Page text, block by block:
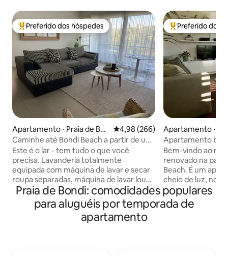
Entre os melhores preferidos dos hóspedes
Preferido dos hóspedes
Apartamento ⋅ Praia de Bon
di
4,98 de uma avaliação média de
4,98 (266)
Caminhe até Bondi Beach a partir de um
apartamento contemporâneo
Este é o lar - tem tudo o que você
precisa. Lavanderia totalmente
equipada com máquina de lavar e secar
roupa separadas, máquina de lavar louça
e micro-ondas, forno, cooktop de 4
pratos, chaleira, torradeira, ferro e uma
máquina Nespresso. A unidade tem uma
fantástica área ao ar livre e uma
Entre os
Preferido dos
Apartamento ⋅
di
Apartamento
em Bondi Beach
Bem-vindo ao
renovado na
Beach. É um apartamento encantador,
cheio de luz, no
oferece belas
promontório.
vibrações no
Praia de Bondi: comodidades populares
para aluguéis por temporada de
apartamento